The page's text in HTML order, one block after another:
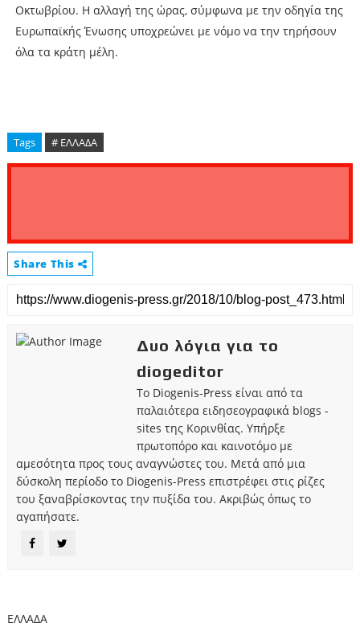
Οκτωβρίου. Η αλλαγή της ώρας, σύμφωνα με την οδηγία της
Ευρωπαϊκής Ένωσης υποχρεώνει με νόμο να την τηρήσουν
όλα τα κράτη μέλη.
Tags # ΕΛΛΑΔΑ
Share This
Δυο λόγια για το
diogeditor
Το Diogenis-Press είναι από τα
παλαιότερα ειδησεογραφικά blogs -
sites της Κορινθίας. Υπήρξε
πρωτοπόρο και καινοτόμο με
αμεσότητα προς τους αναγνώστες του. Μετά από μια
δύσκολη περίοδο το Diogenis-Press επιστρέφει στις ρίζες
του ξαναβρίσκοντας την πυξίδα του. Ακριβώς όπως το
αγαπήσατε.
ΕΛΛΑΔΑ